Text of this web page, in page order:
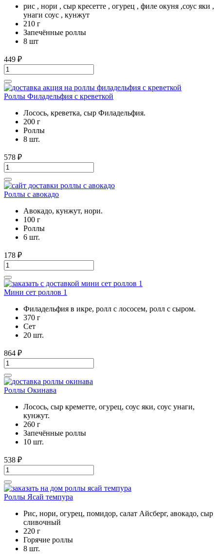
рис , нори , сыр кресетте , огурец , филе окуня ,соус яки ,
унаги соус , кунжут
210 г
Запечённые роллы
8 шт
449 ₽
Роллы Филадельфия с креветкой
Лосось, креветка, сыр Филадельфия.
200 г
Роллы
8 шт.
578 ₽
Роллы с авокадо
Авокадо, кунжут, нори.
100 г
Роллы
6 шт.
178 ₽
Мини сет роллов 1
Филадельфия в икре, ролл с лососем, ролл с сыром.
370 г
Cет
20 шт.
864 ₽
Роллы Окинава
Лосось, сыр креметте, огурец, соус яки, соус унаги,
кунжут.
260 г
Запечённые роллы
10 шт.
538 ₽
Роллы Ясай темпура
Рис, нори, огурец, помидор, салат Айсберг, авокадо, сыр
сливочный
220 г
Горячие роллы
8 шт.